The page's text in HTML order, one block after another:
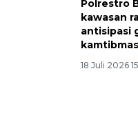
Polrestro
kawasan
antisipasi
kamtibmas
18 Juli 2026